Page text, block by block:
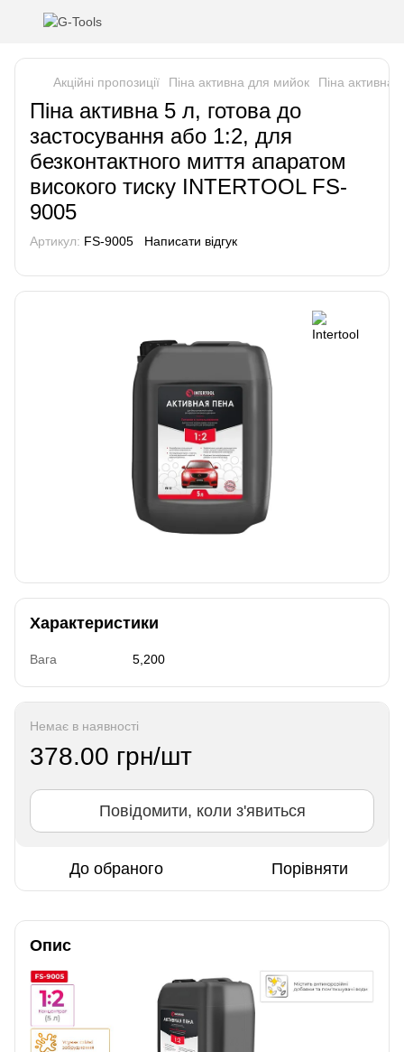
Акційні пропозиції Піна активна для мийок Піна активна
Піна активна 5 л, готова до
застосування або 1:2, для
безконтактного миття апаратом
високого тиску INTERTOOL FS-
9005
Артикул: FS-9005 Написати відгук
Характеристики
Вага 5,200
Немає в наявності
378.00 грн/шт
Повідомити, коли з'явиться
До обраного Порівняти
Опис